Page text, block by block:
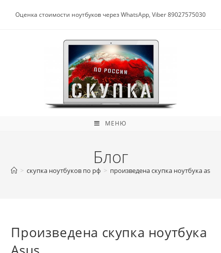
Оценка стоимости ноутбуков через WhatsApp, Viber 89027575030
МЕНЮ
Блог
> скупка ноутбуков по рф > произведена скупка ноутбука asus.
Произведена скупка ноутбука